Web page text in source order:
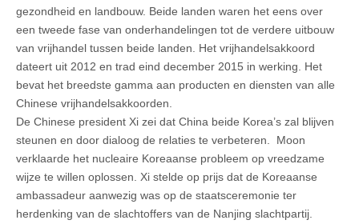
gezondheid en landbouw. Beide landen waren het eens over
een tweede fase van onderhandelingen tot de verdere uitbouw
van vrijhandel tussen beide landen. Het vrijhandelsakkoord
dateert uit 2012 en trad eind december 2015 in werking. Het
bevat het breedste gamma aan producten en diensten van alle
Chinese vrijhandelsakkoorden.
De Chinese president Xi zei dat China beide Korea’s zal blijven
steunen en door dialoog de relaties te verbeteren. Moon
verklaarde het nucleaire Koreaanse probleem op vreedzame
wijze te willen oplossen. Xi stelde op prijs dat de Koreaanse
ambassadeur aanwezig was op de staatsceremonie ter
herdenking van de slachtoffers van de Nanjing slachtpartij.